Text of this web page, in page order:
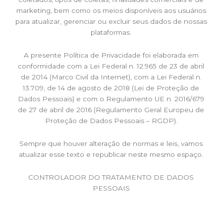
marketing, bem como os meios disponíveis aos usuários
para atualizar, gerenciar ou excluir seus dados de nossas
plataformas.
A presente Política de Privacidade foi elaborada em
conformidade com a Lei Federal n. 12.965 de 23 de abril
de 2014 (Marco Civil da Internet), com a Lei Federal n.
13.709, de 14 de agosto de 2018 (Lei de Proteção de
Dados Pessoais) e com o Regulamento UE n. 2016/679
de 27 de abril de 2016 (Regulamento Geral Europeu de
Proteção de Dados Pessoais – RGDP).
Sempre que houver alteração de normas e leis, vamos
atualizar esse texto e republicar neste mesmo espaço.
CONTROLADOR DO TRATAMENTO DE DADOS
PESSOAIS